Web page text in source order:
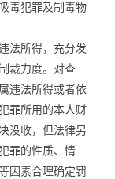
毒犯罪及制毒物
法所得，充分发
裁力度。对查
违法所得或者依
罪所用的本人财
没收，但法律另
罪的性质、情
因素合理确定罚